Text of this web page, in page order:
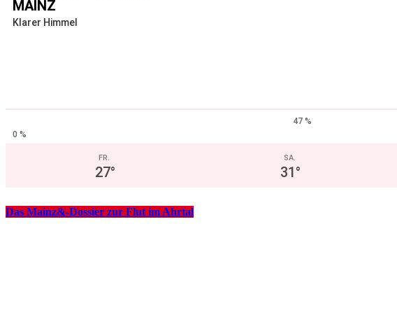
MAINZ
Klarer Himmel
47 %
0 %
FR.
27°
SA.
31°
Das Mainz&-Dossier zur Flut im Ahrtal